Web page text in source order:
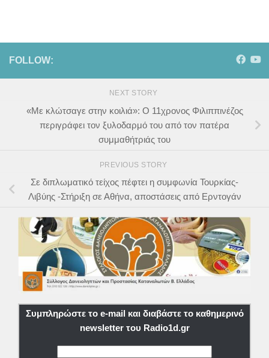
FOLLOW:
NEXT STORY
«Με κλώτσαγε στην κοιλιά»: Ο 11χρονος Φιλιππινέζος
περιγράφει τον ξυλοδαρμό του από τον πατέρα
συμμαθήτριάς του
PREVIOUS STORY
Σε διπλωματικό τείχος πέφτει η συμφωνία Τουρκίας-
Λιβύης -Στήριξη σε Αθήνα, αποστάσεις από Ερντογάν
Συμπληρώστε το e-mail και διαβάστε το καθημερινό
newsletter του Radio1d.gr